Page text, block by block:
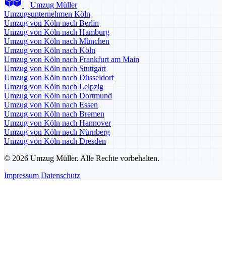
Umzug Müller
Umzugsunternehmen Köln
Umzug von Köln nach Berlin
Umzug von Köln nach Hamburg
Umzug von Köln nach München
Umzug von Köln nach Köln
Umzug von Köln nach Frankfurt am Main
Umzug von Köln nach Stuttgart
Umzug von Köln nach Düsseldorf
Umzug von Köln nach Leipzig
Umzug von Köln nach Dortmund
Umzug von Köln nach Essen
Umzug von Köln nach Bremen
Umzug von Köln nach Hannover
Umzug von Köln nach Nürnberg
Umzug von Köln nach Dresden
© 2026 Umzug Müller. Alle Rechte vorbehalten.
Impressum Datenschutz